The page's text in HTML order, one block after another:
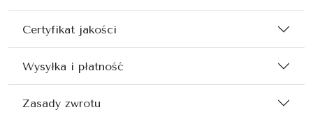
Certyfikat jakości
Wysyłka i płatność
Zasady zwrotu